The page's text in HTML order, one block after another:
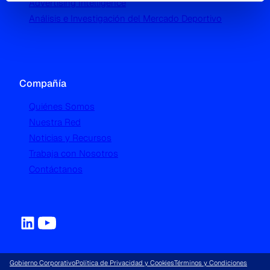
Advertising Intelligence
Análisis e Investigación del Mercado Deportivo
Compañía
Quiénes Somos
Nuestra Red
Noticias y Recursos
Trabaja con Nosotros
Contáctanos
Gobierno CorporativoPolítica de Privacidad y CookiesTérminos y Condiciones